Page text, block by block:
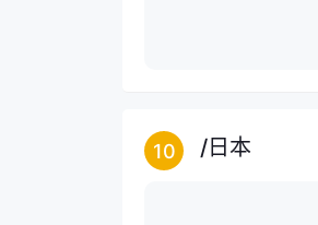
10 / 日本